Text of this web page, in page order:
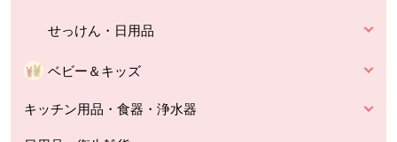
せっけん・日用品
ベビー＆キッズ
キッチン用品・食器・浄水器